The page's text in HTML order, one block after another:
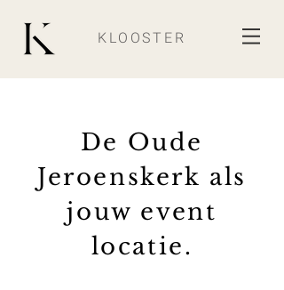
KLOOSTER
De Oude
Jeroenskerk als
jouw event
locatie.